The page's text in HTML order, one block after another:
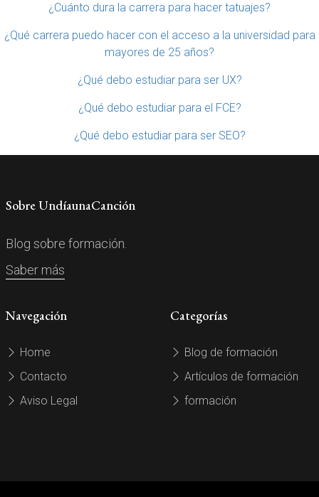
¿Cuánto dura la carrera para hacer tatuajes?
¿Qué carrera puedo hacer con el acceso a la universidad para
mayores de 25 años?
¿Qué debo estudiar para ser UX?
¿Qué debo estudiar para el FCE?
¿Qué debo estudiar para ser SEO?
Sobre UndíaunaCanción
Blog sobre formación.
Saber más
Navegación
Home
Contacto
Aviso Legal
Categorías
Blog de formación
Artículos de formación
formación